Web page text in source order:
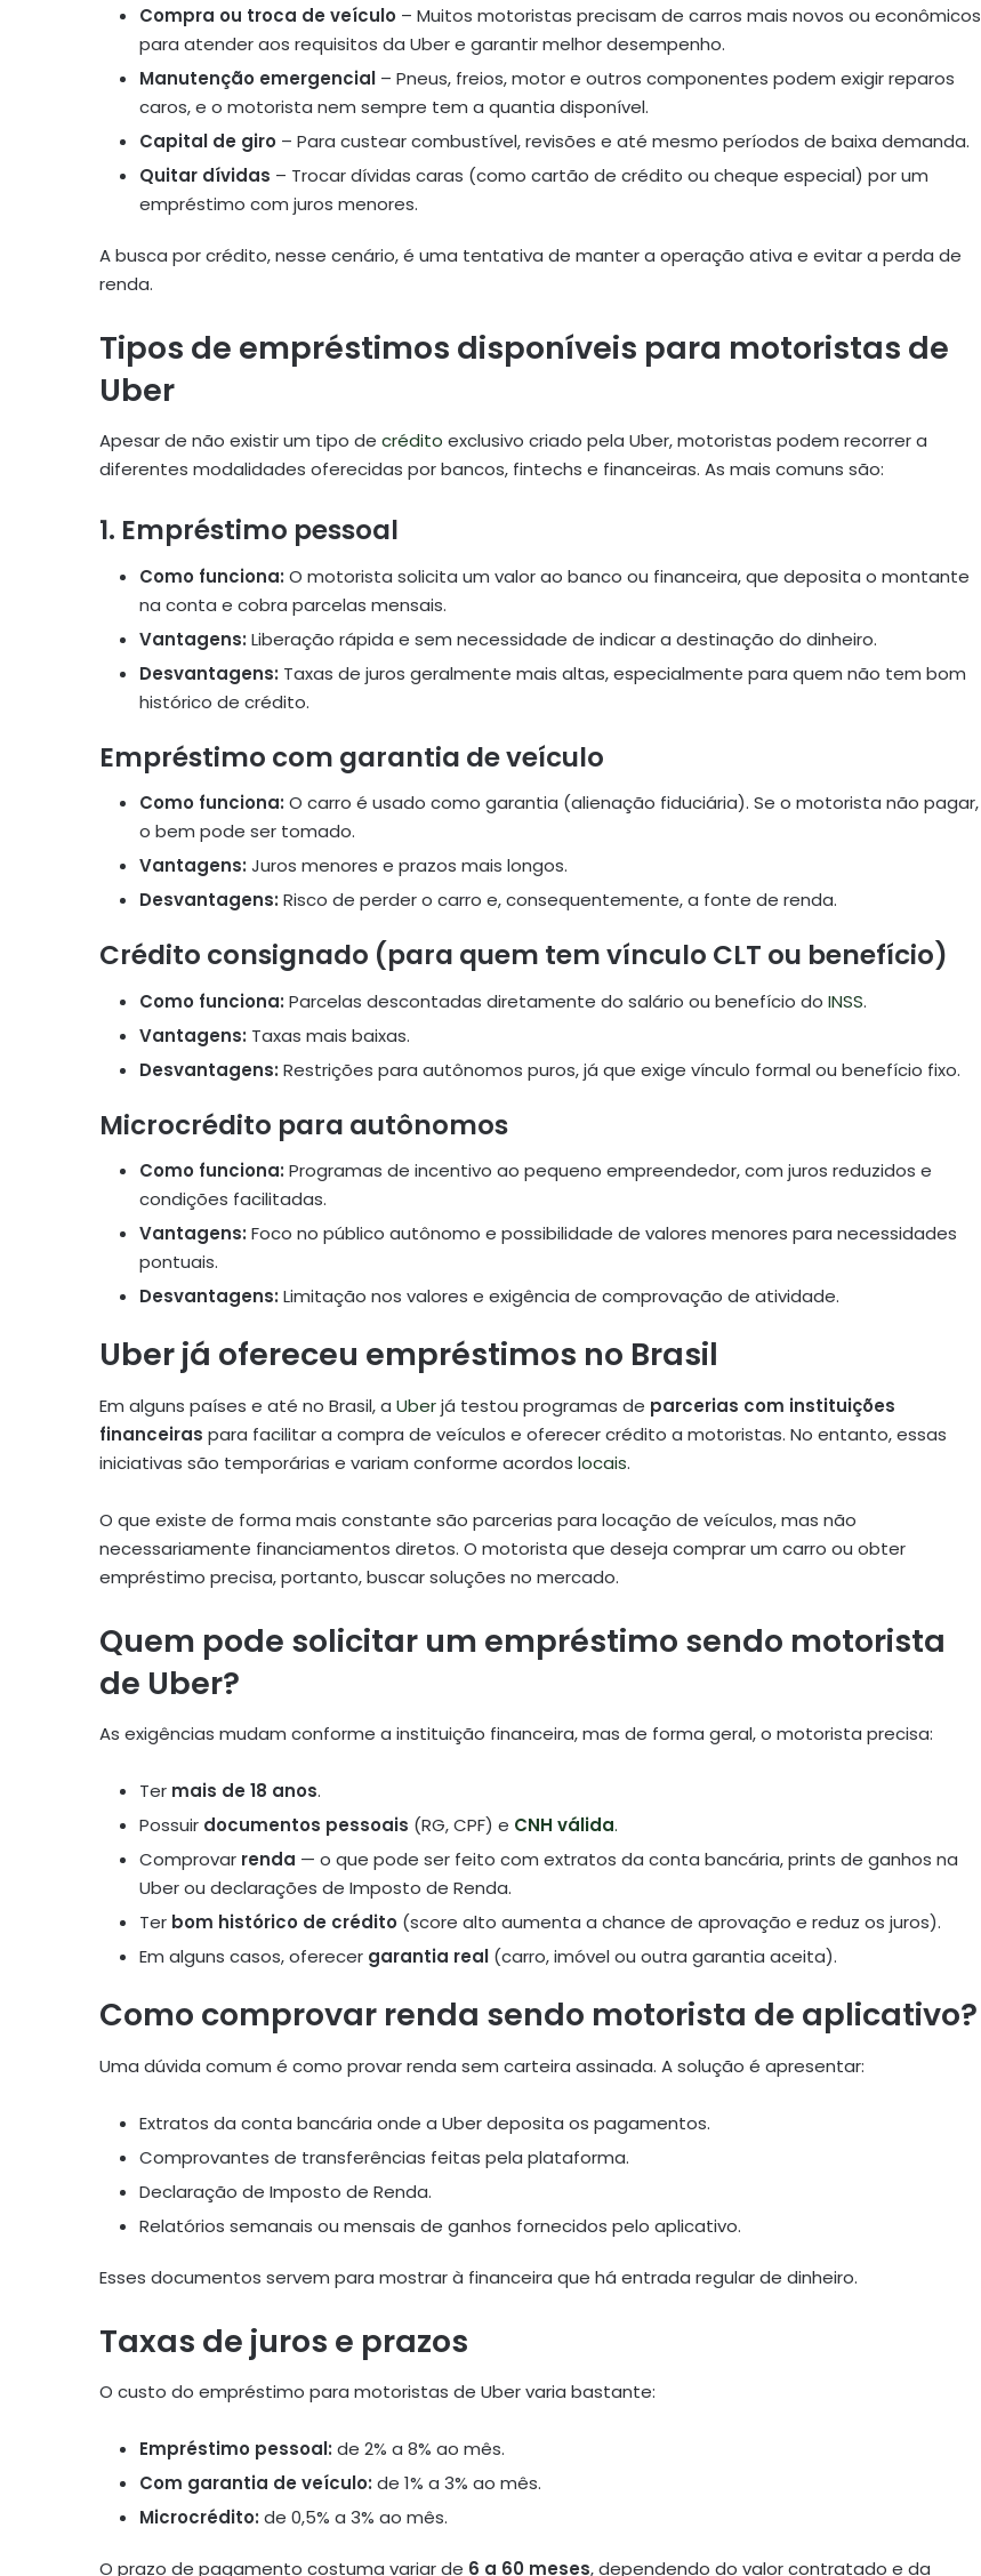
Compra ou troca de veículo – Muitos motoristas precisam de carros mais novos ou econômicos
para atender aos requisitos da Uber e garantir melhor desempenho.
Manutenção emergencial – Pneus, freios, motor e outros componentes podem exigir reparos
caros, e o motorista nem sempre tem a quantia disponível.
Capital de giro – Para custear combustível, revisões e até mesmo períodos de baixa demanda.
Quitar dívidas – Trocar dívidas caras (como cartão de crédito ou cheque especial) por um
empréstimo com juros menores.
A busca por crédito, nesse cenário, é uma tentativa de manter a operação ativa e evitar a perda de
renda.
Tipos de empréstimos disponíveis para motoristas de
Uber
Apesar de não existir um tipo de crédito exclusivo criado pela Uber, motoristas podem recorrer a
diferentes modalidades oferecidas por bancos, fintechs e financeiras. As mais comuns são:
1. Empréstimo pessoal
Como funciona: O motorista solicita um valor ao banco ou financeira, que deposita o montante
na conta e cobra parcelas mensais.
Vantagens: Liberação rápida e sem necessidade de indicar a destinação do dinheiro.
Desvantagens: Taxas de juros geralmente mais altas, especialmente para quem não tem bom
histórico de crédito.
Empréstimo com garantia de veículo
Como funciona: O carro é usado como garantia (alienação fiduciária). Se o motorista não pagar,
o bem pode ser tomado.
Vantagens: Juros menores e prazos mais longos.
Desvantagens: Risco de perder o carro e, consequentemente, a fonte de renda.
Crédito consignado (para quem tem vínculo CLT ou benefício)
Como funciona: Parcelas descontadas diretamente do salário ou benefício do INSS.
Vantagens: Taxas mais baixas.
Desvantagens: Restrições para autônomos puros, já que exige vínculo formal ou benefício fixo.
Microcrédito para autônomos
Como funciona: Programas de incentivo ao pequeno empreendedor, com juros reduzidos e
condições facilitadas.
Vantagens: Foco no público autônomo e possibilidade de valores menores para necessidades
pontuais.
Desvantagens: Limitação nos valores e exigência de comprovação de atividade.
Uber já ofereceu empréstimos no Brasil
Em alguns países e até no Brasil, a Uberjá testou programas de parcerias com instituições
financeiras para facilitar a compra de veículos e oferecer crédito a motoristas. No entanto, essas
iniciativas são temporárias e variam conforme acordos locais.
O que existe de forma mais constante são parcerias para locação de veículos, mas não
necessariamente financiamentos diretos. O motorista que deseja comprar um carro ou obter
empréstimo precisa, portanto, buscar soluções no mercado.
Quem pode solicitar um empréstimo sendo motorista
de Uber?
As exigências mudam conforme a instituição financeira, mas de forma geral, o motorista precisa:
Ter mais de 18 anos.
Possuir documentos pessoais (RG, CPF) e CNH válida.
Comprovar renda — o que pode ser feito com extratos da conta bancária, prints de ganhos na
Uber ou declarações de Imposto de Renda.
Ter bom histórico de crédito (score alto aumenta a chance de aprovação e reduz os juros).
Em alguns casos, oferecer garantia real (carro, imóvel ou outra garantia aceita).
Como comprovar renda sendo motorista de aplicativo?
Uma dúvida comum é como provar renda sem carteira assinada. A solução é apresentar:
Extratos da conta bancária onde a Uber deposita os pagamentos.
Comprovantes de transferências feitas pela plataforma.
Declaração de Imposto de Renda.
Relatórios semanais ou mensais de ganhos fornecidos pelo aplicativo.
Esses documentos servem para mostrar à financeira que há entrada regular de dinheiro.
Taxas de juros e prazos
O custo do empréstimo para motoristas de Uber varia bastante:
Empréstimo pessoal: de 2% a 8% ao mês.
Com garantia de veículo: de 1% a 3% ao mês.
Microcrédito: de 0,5% a 3% ao mês.
O prazo de pagamento costuma variar de 6 a 60 meses, dependendo do valor contratado e da